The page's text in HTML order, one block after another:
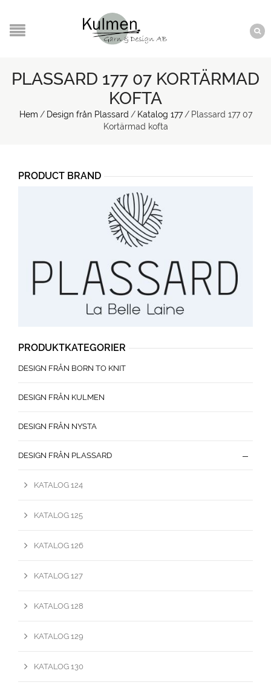
PLASSARD 177 07 KORTÄRMAD
KOFTA
Hem / Design från Plassard / Katalog 177 / Plassard 177 07
Kortärmad kofta
PRODUCT BRAND
PRODUKTKATEGORIER
DESIGN FRÅN BORN TO KNIT
DESIGN FRÅN KULMEN
DESIGN FRÅN NYSTA
DESIGN FRÅN PLASSARD
KATALOG 124
KATALOG 125
KATALOG 126
KATALOG 127
KATALOG 128
KATALOG 129
KATALOG 130